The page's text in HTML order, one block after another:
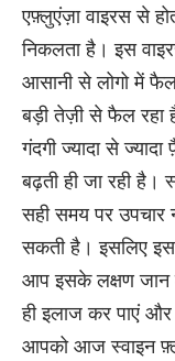
एफ़्लुएंज़ा वाइरस से
निकलता है। इस
आसानी से लोगो में
बड़ी तेज़ी से फैल रहा
गंदगी ज्यादा से
बढ़ती ही जा रही है।
सही समय पर उपचार
सकती है। इसलिए
आप इसके लक्षण
ही इलाज कर पाएं
आपको आज स्वाइन